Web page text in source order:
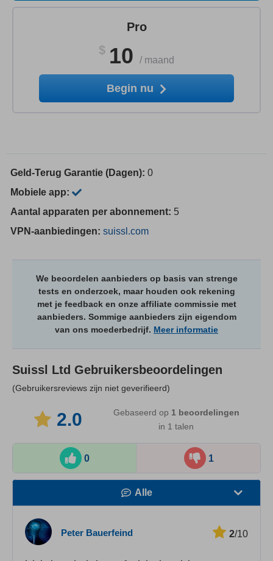
Pro
$ 10 / maand
Begin nu
Geld-Terug Garantie (Dagen): 0
Mobiele app:
Aantal apparaten per abonnement: 5
VPN-aanbiedingen: suissl.com
We beoordelen aanbieders op basis van strenge
tests en onderzoek, maar houden ook rekening
met je feedback en onze affiliate commissie met
aanbieders. Sommige aanbieders zijn eigendom
van ons moederbedrijf. Meer informatie
Suissl Ltd Gebruikersbeoordelingen
(Gebruikersreviews zijn niet geverifieerd)
2.0 Gebaseerd op 1 beoordelingen
in 1 talen
0 1
Alle
Peter Bauerfeind 2/10